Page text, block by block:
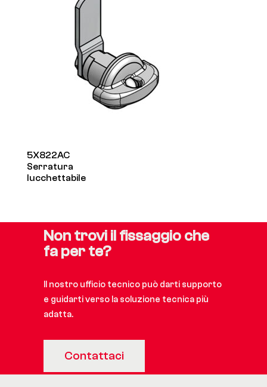
5X822AC
Serratura
lucchettabile
Non trovi il fissaggio che
fa per te?
Il nostro ufficio tecnico può darti supporto
e guidarti verso la soluzione tecnica più
adatta.
Contattaci